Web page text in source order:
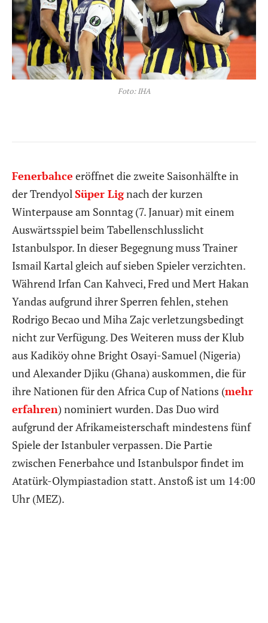
Foto: IHA
Fenerbahce eröffnet die zweite Saisonhälfte in
der Trendyol Süper Lignach der kurzen
Winterpause am Sonntag (7. Januar) mit einem
Auswärtsspiel beim Tabellenschlusslicht
Istanbulspor. In dieser Begegnung muss Trainer
Ismail Kartal gleich auf sieben Spieler verzichten.
Während Irfan Can Kahveci, Fred und Mert Hakan
Yandas aufgrund ihrer Sperren fehlen, stehen
Rodrigo Becao und Miha Zajc verletzungsbedingt
nicht zur Verfügung. Des Weiteren muss der Klub
aus Kadiköy ohne Bright Osayi-Samuel (Nigeria)
und Alexander Djiku (Ghana) auskommen, die für
ihre Nationen für den Africa Cup of Nations (mehr
erfahren) nominiert wurden. Das Duo wird
aufgrund der Afrikameisterschaft mindestens fünf
Spiele der Istanbuler verpassen. Die Partie
zwischen Fenerbahce und Istanbulspor findet im
Atatürk-Olympiastadion statt. Anstoß ist um 14:00
Uhr (MEZ).